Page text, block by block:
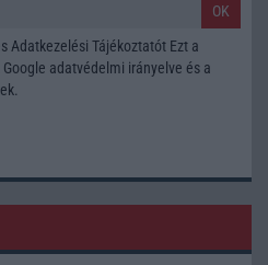
OK
Adatkezelési Tájékoztatót Ezt a
adatvédelmi irányelve és a